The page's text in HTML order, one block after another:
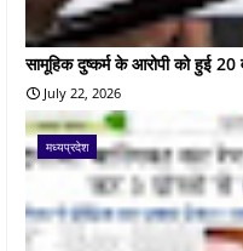
सामूहिक दुष्कर्म के आरोपी को हुई 20
July 22, 2026
मध्यप्रदेश